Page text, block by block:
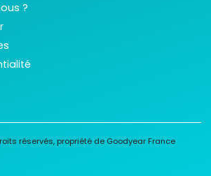
?
réservés, propriété de Goodyear France